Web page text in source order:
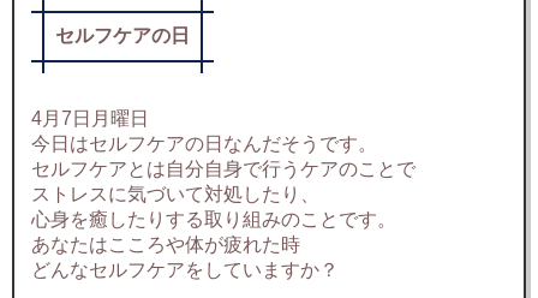
セルフケアの日
4月7日月曜日
今日はセルフケアの日なんだそうです。
セルフケアとは自分自身で行うケアのことで
ストレスに気づいて対処したり、
心身を癒したりする取り組みのことです。
あなたはこころや体が疲れた時
どんなセルフケアをしていますか？